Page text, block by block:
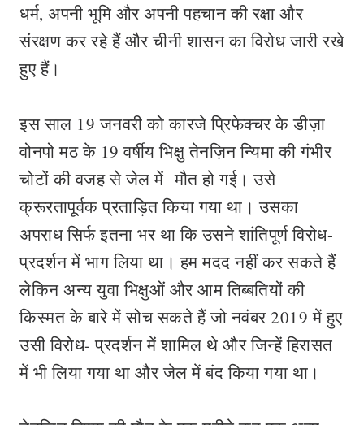
धर्म, अपनी भूमि और अपनी पहचान की रक्षा और
संरक्षण कर रहे हैं और चीनी शासन का विरोध जारी रखे
हुए हैं।
इस साल 19 जनवरी को कारजे प्रिफेक्चर के डीज़ा
वोनपो मठ के 19 वर्षीय भिक्षु तेनज़िन न्यिमा की गंभीर
चोटों की वजह से जेल में मौत हो गई। उसे
क्रूरतापूर्वक प्रताड़ित किया गया था। उसका
अपराध सिर्फ इतना भर था कि उसने शांतिपूर्ण विरोध-
प्रदर्शन में भाग लिया था। हम मदद नहीं कर सकते हैं
लेकिन अन्य युवा भिक्षुओं और आम तिब्बतियों की
किस्मत के बारे में सोच सकते हैं जो नवंबर 2019 में हुए
उसी विरोध- प्रदर्शन में शामिल थे और जिन्हें हिरासत
में भी लिया गया था और जेल में बंद किया गया था।